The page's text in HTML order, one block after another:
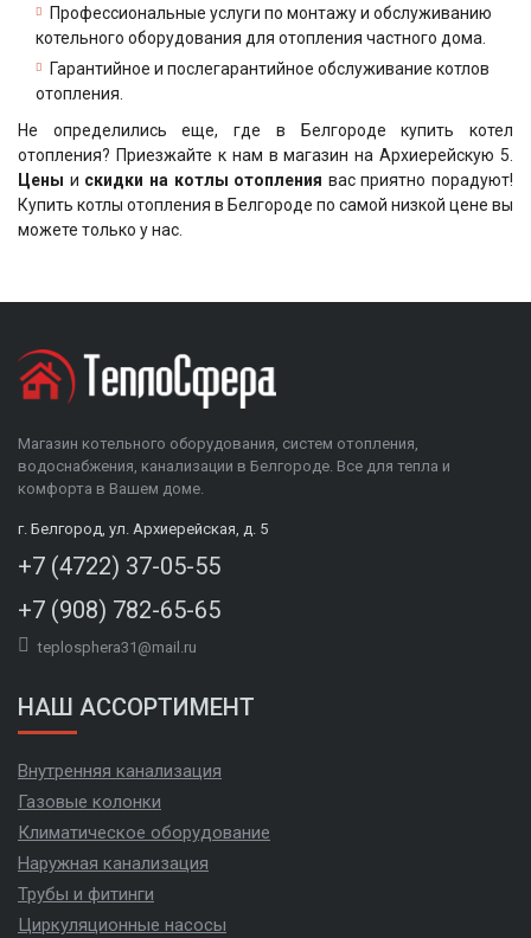
Профессиональные услуги по монтажу и обслуживанию
котельного оборудования для отопления частного дома.
Гарантийное и послегарантийное обслуживание котлов
отопления.
Не определились еще, где в Белгороде купить котел
отопления? Приезжайте к нам в магазин на Архиерейскую 5.
Цены и скидки на котлы отопления вас приятно порадуют!
Купить котлы отопления в Белгороде по самой низкой цене вы
можете только у нас.
Магазин котельного оборудования, систем отопления,
водоснабжения, канализации в Белгороде. Все для тепла и
комфорта в Вашем доме.
г. Белгород, ул. Архиерейская, д. 5
+7 (4722) 37-05-55
+7 (908) 782-65-65
teplosphera31@mail.ru
НАШ АССОРТИМЕНТ
Внутренняя канализация
Газовые колонки
Климатическое оборудование
Наружная канализация
Трубы и фитинги
Циркуляционные насосы